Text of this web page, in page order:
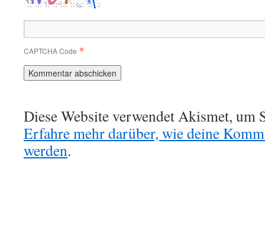
CAPTCHA Code *
Diese Website verwendet Akismet, um
Erfahre mehr darüber, wie deine
werden.